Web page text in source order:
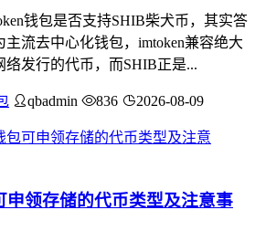
钱包是否支持SHIB柴犬币，其实答
流去中心化钱包，imtoken兼容绝大
络发行的代币，而SHIB正是...
qbadmin 836 2026-08-09
申领存储的代币类型及注意事